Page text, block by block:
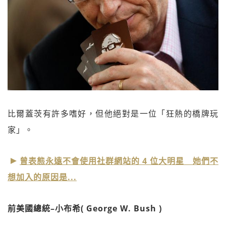
比爾蓋茨有許多嗜好，但他絕對是一位「狂熱的橋牌玩
家」。
曾表態永遠不會使用社群網站的 4 位大明星 她們不
想加入的原因是...
前美國總統–小布希( George W. Bush )